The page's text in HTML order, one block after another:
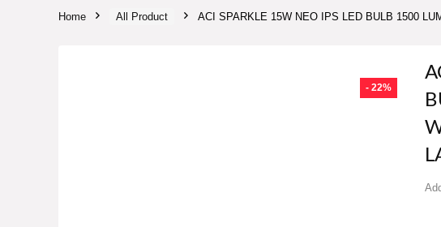
Home All Product ACI SPARKLE 15W NEO IPS LED BULB 1500
- 22%